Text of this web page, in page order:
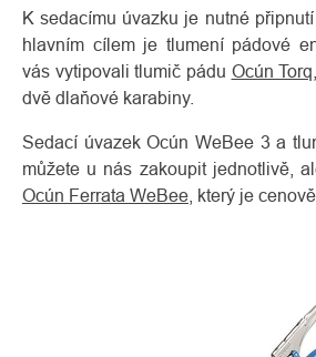
K sedacímu úvazku je nutné připnutí
hlavním cílem je tlumení pádové
vás vytipovali tlumič pádu Ocún Torq
dvě dlaňové karabiny.
Sedací úvazek Ocún WeBee 3 a
můžete u nás zakoupit jednotlivě,
Ocún Ferrata WeBee , který je